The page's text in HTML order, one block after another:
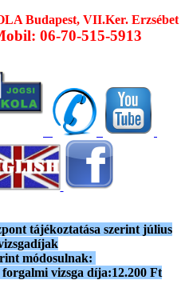
Budapest, VII.Ker. Erzsébet
06-70-515-5913
tájékoztatása szerint július
módosulnak:
vizsga díja:12.200 Ft